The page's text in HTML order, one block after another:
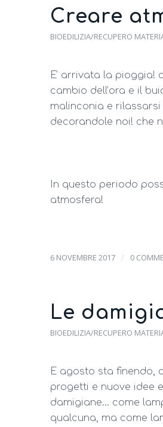
Creare
BIOEDILIZIA/RECUPERO
E’ arrivata la pioggia!
cambio dell’ora e il
malinconia e
decorandole noi! che
In questo periodo
atmosfera!
6 NOVEMBRE 2017 / 0
Le
BIOEDILIZIA/RECUPERO
E agosto sta finendo,
progetti e nuove idee
damigiane… come
qualcuna, ma come